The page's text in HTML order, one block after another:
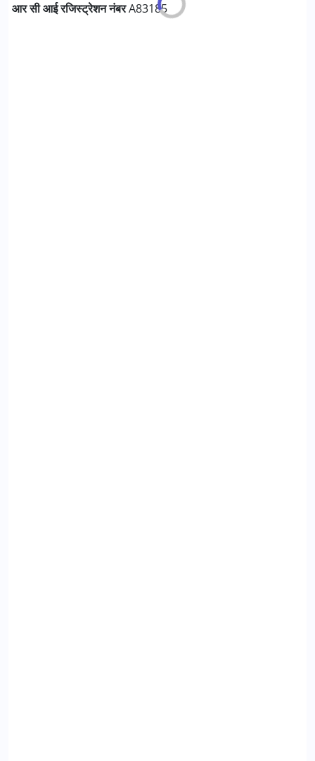
आर सी आई रजिस्ट्रेशन नंबरA83185